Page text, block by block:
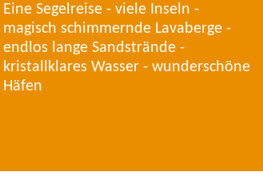
Eine Segelreise - viele Inseln -
magisch schimmernde Lavaberge -
endlos lange Sandstrände -
kristallklares Wasser - wunderschöne
Häfen